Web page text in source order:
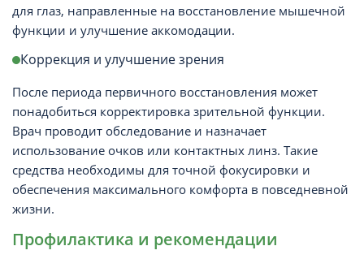
для глаз, направленные на восстановление мышечной
функции и улучшение аккомодации.
Коррекция и улучшение зрения
После периода первичного восстановления может
понадобиться корректировка зрительной функции.
Врач проводит обследование и назначает
использование очков или контактных линз. Такие
средства необходимы для точной фокусировки и
обеспечения максимального комфорта в повседневной
жизни.
Профилактика и рекомендации